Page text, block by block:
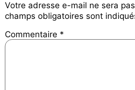
Votre adresse e-mail ne sera
champs obligatoires sont
Commentaire *